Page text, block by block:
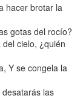
hacer brotar la
gotas del rocío?
cielo, ¿quién
Y se congela la
las